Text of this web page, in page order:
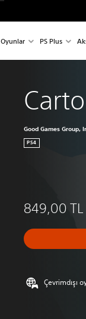
Oyunlar PS Plus
Carto
Good Games Group,
PS4
849,00 TL
Çevrimdışı